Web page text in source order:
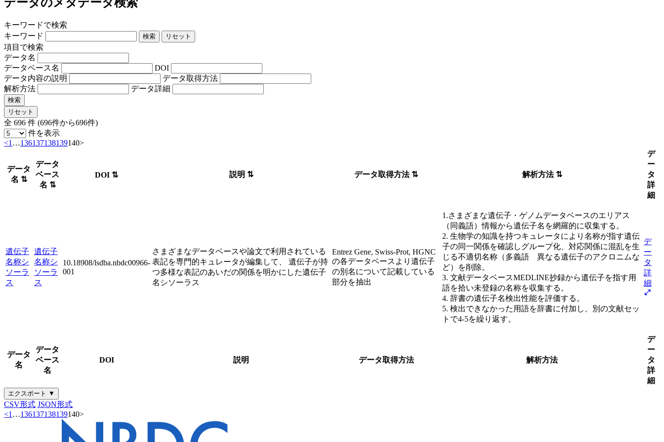
キーワードで検索
キーワード
検索 リセット
項目で検索
データ名
データベース名
DOI
データ内容の説明
データ取得方法
解析方法
データ詳細
検索
リセット
全 696 件 (696件から696件)
件を表示
<1 …136137138139140>
データ
名 ⇅
データ
ベース
名 ⇅
DOI ⇅ 説明 ⇅ データ取得方法 ⇅ 解析方法 ⇅
デ
ー
タ
詳
細
遺伝子
名称シ
ソーラ
ス
遺伝子
名称シ
ソーラ
ス
10.18908/lsdba.nbdc00966-
001
さまざまなデータベースや論文で利用されている
表記を専門的キュレータが編集して、 遺伝子が持
つ多様な表記のあいだの関係を明かにした遺伝子
名シソーラス
Entrez Gene, Swiss-Prot, HGNC
の各データベースより遺伝子
の別名について記載している
部分を抽出
1.さまざまな遺伝子・ゲノムデータベースのエリアス
（同義語）情報から遺伝子名を網羅的に収集する。
2. 生物学の知識を持つキュレータにより名称が指す遺伝
子の同一関係を確認しグループ化、対応関係に混乱を生
じる不適切名称（多義語 異なる遺伝子のアクロニムな
ど）を削除。
3. 文献データベースMEDLINE抄録から遺伝子を指す用
語を拾い未登録の名称を収集する。
4. 辞書の遺伝子名検出性能を評価する。
5. 検出できなかった用語を辞書に付加し、別の文献セッ
トで4-5を繰り返す。
デ
ー
タ
詳
細
open_in_full
データ
名
データ
ベース
名
DOI 説明 データ取得方法 解析方法
デ
ー
タ
詳
細
エクスポート ▼
CSV形式 JSON形式
<1 …136137138139140>